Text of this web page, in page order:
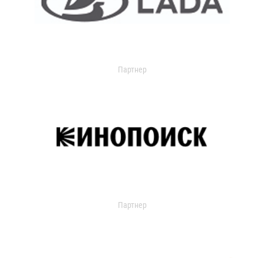
Партнер
Партнер